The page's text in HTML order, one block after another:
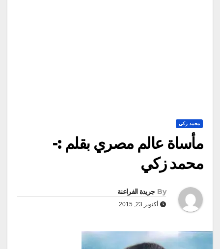
محمد زكي
مأساة عالم مصري بقلم :-
محمد زكي
By جريدة الفراعنة
أكتوبر 23, 2015